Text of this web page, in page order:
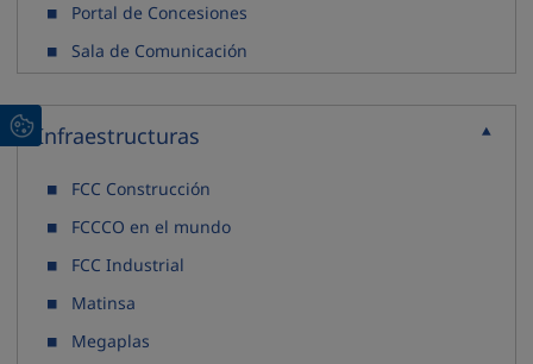
Portal de Concesiones
Sala de Comunicación
Infraestructuras
FCC Construcción
FCCCO en el mundo
FCC Industrial
Matinsa
Megaplas